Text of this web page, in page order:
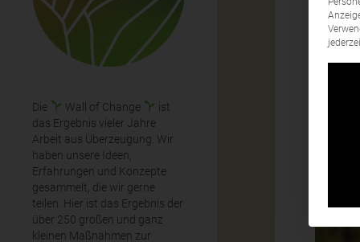
Die Wall of Change
ist
das Ergebnis vieler Jahre
Arbeit aus Überzeugung. Wir
haben unsere Ideen,
Erfahrungen und Konzepte
gesammelt, die wir gerne
teilen. Hier ist das Ergebnis der
über 250 großen und ganz
kleinen Maßnahmen zur